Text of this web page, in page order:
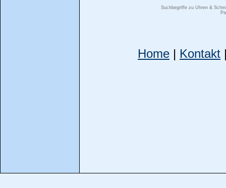
Suchbegriffe zu Uhren &
Home | Kontakt